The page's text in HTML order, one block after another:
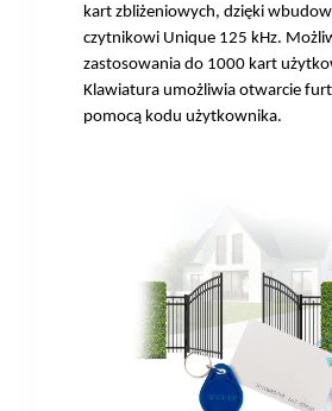
kart zbliżeniowych, dzięki
czytnikowi Unique 125 kHz.
zastosowania do 1000 kart
Klawiatura umożliwia otwarcie
pomocą kodu użytkownika.